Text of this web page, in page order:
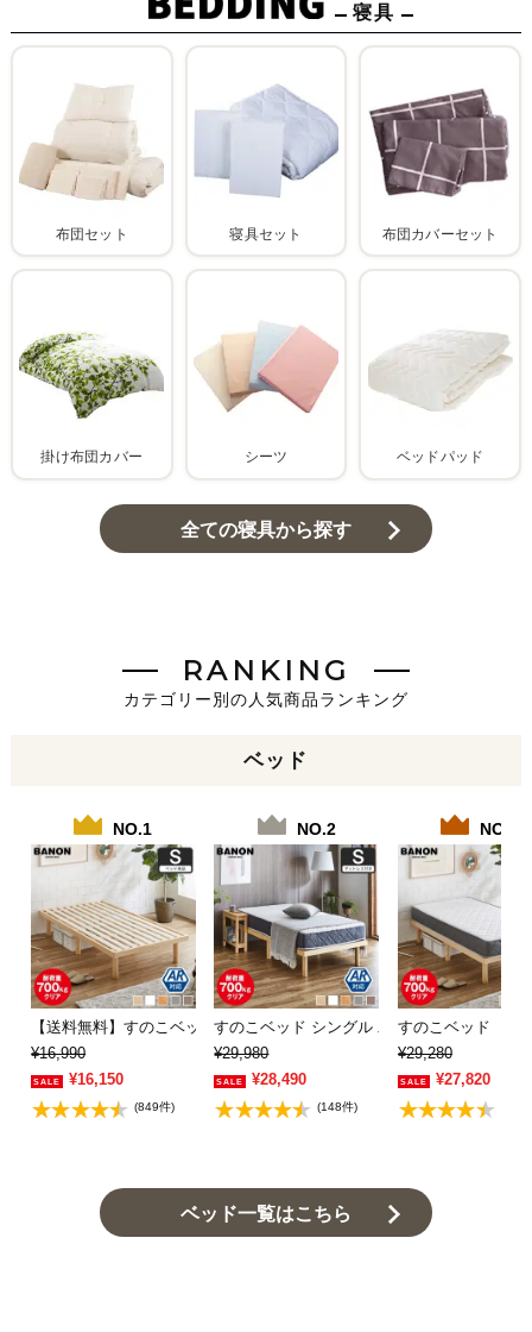
寝具
布団セット 寝具セット 布団カバーセット
掛け布団カバー シーツ ベッドパッド
全ての寝具から探す
RANKING
カテゴリー別の人気商品ランキング
ベッド
NO.1
【送料無料】すのこベッド シングル 木製ベッド…
¥16,990
¥16,150
(849件)
NO.2
すのこベッド シングル 木製ベッド マットレ
¥29,980
¥28,490
(148件)
NO.3
すのこベッド 【
¥29,280
¥27,820
ベッド一覧はこちら